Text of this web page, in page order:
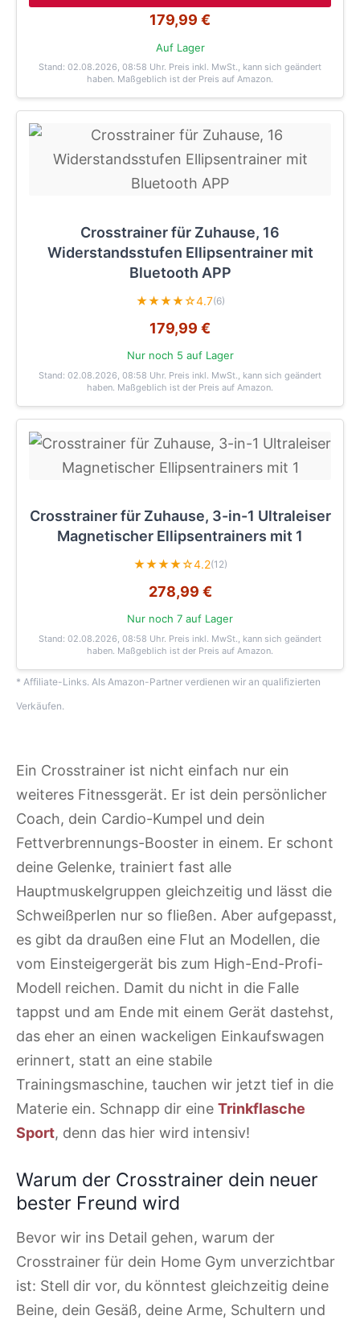
179,99 €
Auf Lager
Stand: 02.08.2026, 08:58 Uhr. Preis inkl. MwSt., kann sich geändert
haben. Maßgeblich ist der Preis auf Amazon.
Crosstrainer für Zuhause, 16
Widerstandsstufen Ellipsentrainer mit
Bluetooth APP
★★★★☆4.7(6)
179,99 €
Nur noch 5 auf Lager
Stand: 02.08.2026, 08:58 Uhr. Preis inkl. MwSt., kann sich geändert
haben. Maßgeblich ist der Preis auf Amazon.
Crosstrainer für Zuhause, 3-in-1 Ultraleiser
Magnetischer Ellipsentrainers mit 1
★★★★☆4.2(12)
278,99 €
Nur noch 7 auf Lager
Stand: 02.08.2026, 08:58 Uhr. Preis inkl. MwSt., kann sich geändert
haben. Maßgeblich ist der Preis auf Amazon.
* Affiliate-Links. Als Amazon-Partner verdienen wir an qualifizierten
Verkäufen.
Ein Crosstrainer ist nicht einfach nur ein
weiteres Fitnessgerät. Er ist dein persönlicher
Coach, dein Cardio-Kumpel und dein
Fettverbrennungs-Booster in einem. Er schont
deine Gelenke, trainiert fast alle
Hauptmuskelgruppen gleichzeitig und lässt die
Schweißperlen nur so fließen. Aber aufgepasst,
es gibt da draußen eine Flut an Modellen, die
vom Einsteigergerät bis zum High-End-Profi-
Modell reichen. Damit du nicht in die Falle
tappst und am Ende mit einem Gerät dastehst,
das eher an einen wackeligen Einkaufswagen
erinnert, statt an eine stabile
Trainingsmaschine, tauchen wir jetzt tief in die
Materie ein. Schnapp dir eine Trinkflasche
Sport, denn das hier wird intensiv!
Warum der Crosstrainer dein neuer
bester Freund wird
Bevor wir ins Detail gehen, warum der
Crosstrainer für dein Home Gym unverzichtbar
ist: Stell dir vor, du könntest gleichzeitig deine
Beine, dein Gesäß, deine Arme, Schultern und